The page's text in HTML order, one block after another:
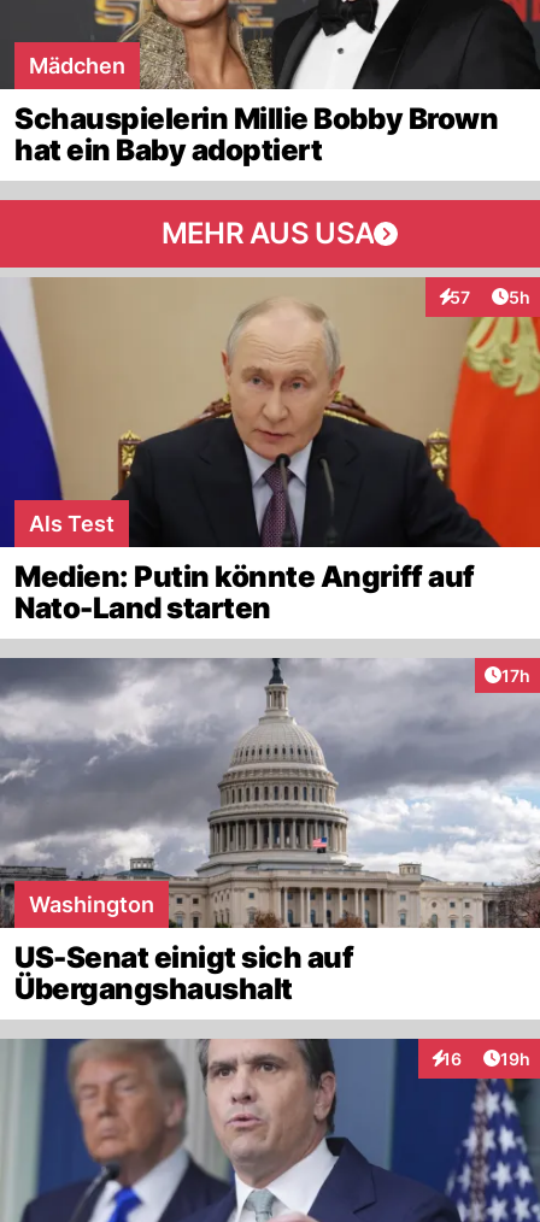
Mädchen
Schauspielerin Millie Bobby Brown
hat ein Baby adoptiert
MEHR AUS USA
57
Interaktionen
5h
Als Test
Medien: Putin könnte Angriff auf
Nato-Land starten
17h
Washington
US-Senat einigt sich auf
Übergangshaushalt
16
Interaktionen
19h